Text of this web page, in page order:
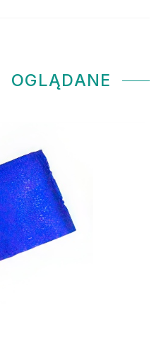
OGLĄDANE